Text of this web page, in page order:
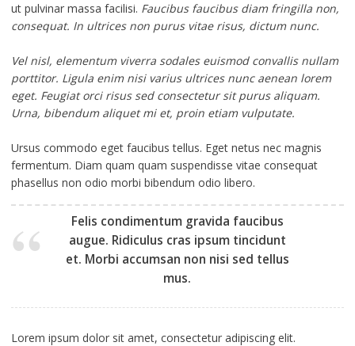
ut pulvinar massa facilisi. Faucibus faucibus diam fringilla non,
consequat. In ultrices non purus vitae risus, dictum nunc.
Vel nisl, elementum viverra sodales euismod convallis nullam
porttitor. Ligula enim nisi varius ultrices nunc aenean lorem
eget. Feugiat orci risus sed consectetur sit purus aliquam.
Urna, bibendum aliquet mi et, proin etiam vulputate.
Ursus commodo eget faucibus tellus. Eget netus nec magnis
fermentum. Diam quam quam suspendisse vitae consequat
phasellus non odio morbi bibendum odio libero.
Felis condimentum gravida faucibus
augue. Ridiculus cras ipsum tincidunt
et. Morbi accumsan non nisi sed tellus
mus.
Lorem ipsum dolor sit amet, consectetur adipiscing elit.